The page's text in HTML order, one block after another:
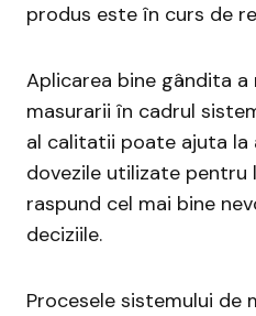
produs este în curs de
Aplicarea bine gândita
masurarii în cadrul
al calitatii poate ajuta la
dovezile utilizate pentru
raspund cel mai bine
deciziile.
Procesele sistemului de